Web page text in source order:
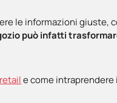
le informazioni giuste,
può infatti
e come